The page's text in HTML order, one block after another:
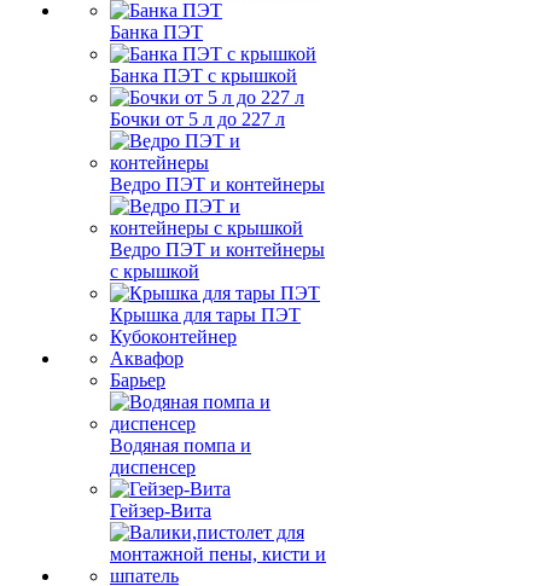
Банка ПЭТ
Банка ПЭТ с крышкой
Бочки от 5 л до 227 л
Ведро ПЭТ и контейнеры
Ведро ПЭТ и контейнеры
с крышкой
Крышка для тары ПЭТ
Кубоконтейнер
Аквафор
Барьер
Водяная помпа и
диспенсер
Гейзер-Вита